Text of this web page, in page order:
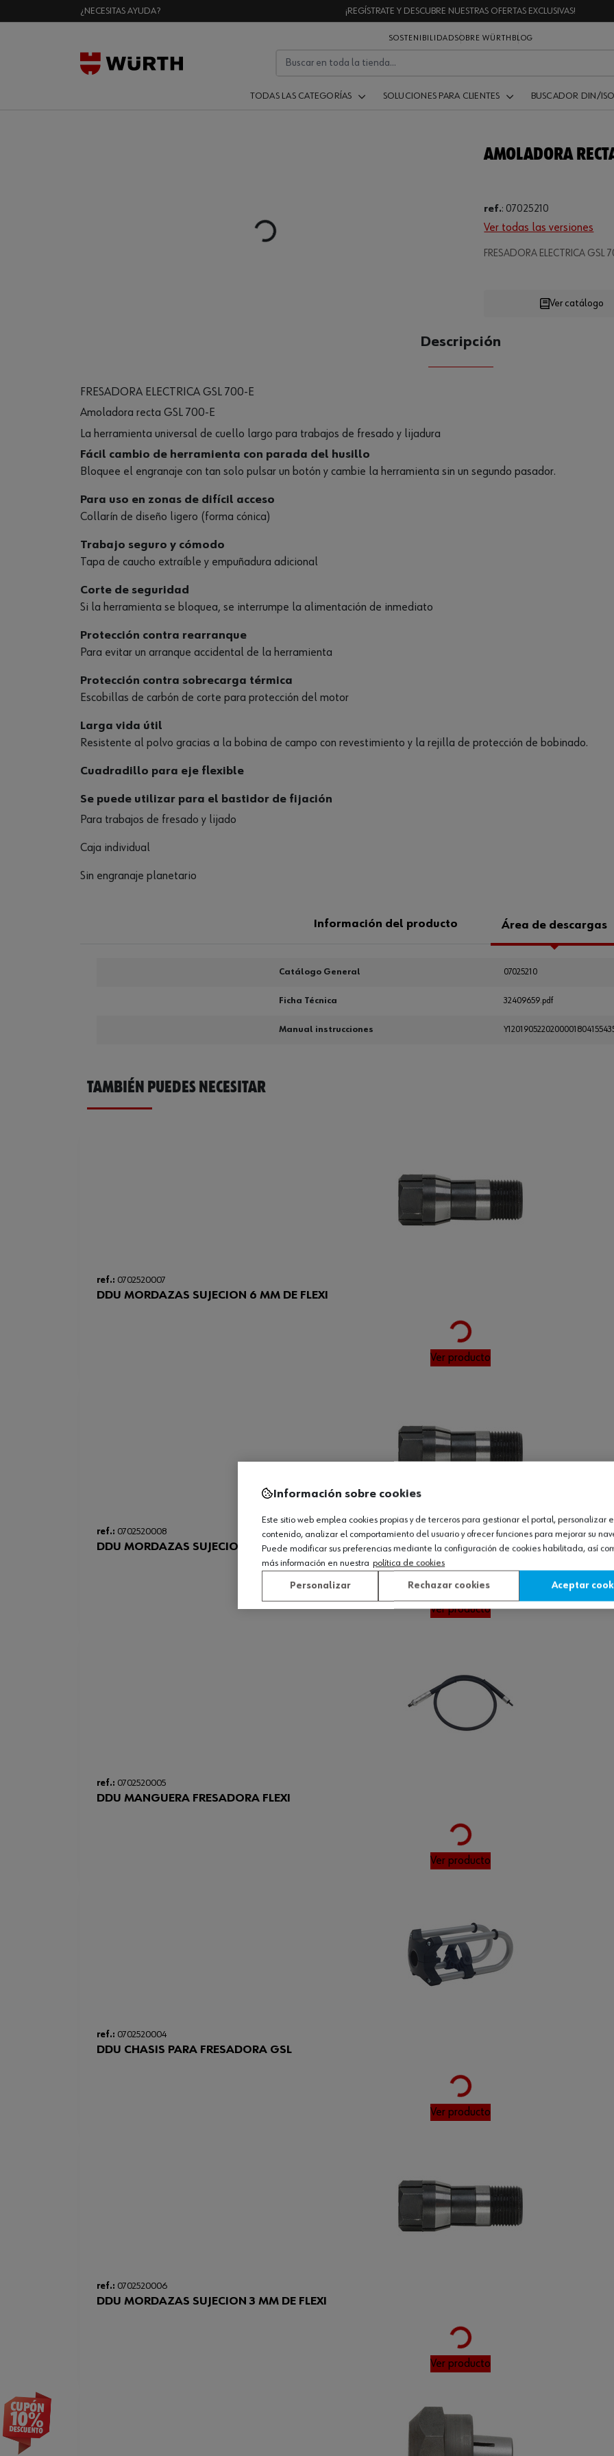
¿NECESITAS AYUDA? ¡REGÍSTRATE Y DESCUBRE NUESTRAS OFERTAS EXCLUSIVAS!
SOSTENIBILIDADSOBRE WÜRTH BLOG
TODAS LAS CATEGORÍAS SOLUCIONES PARA CLIENTES BUSCADOR DIN/ISO
Loading...
AMOLADORA
ref.: 07025210
Ver todas las versiones
FRESADORA ELECTRICA GSL
Loading...
CANTIDAD
Ver catálogo
Descripción
FRESADORA ELECTRICA GSL 700-E
Amoladora recta GSL 700-E
La herramienta universal de cuello largo para trabajos de fresado y lijadura
Fácil cambio de herramienta con parada del husillo
Bloquee el engranaje con tan solo pulsar un botón y cambie la herramienta sin un segundo pasador.
Para uso en zonas de difícil acceso
Collarín de diseño ligero (forma cónica)
Trabajo seguro y cómodo
Tapa de caucho extraíble y empuñadura adicional
Corte de seguridad
Si la herramienta se bloquea, se interrumpe la alimentación de inmediato
Protección contra rearranque
Para evitar un arranque accidental de la herramienta
Protección contra sobrecarga térmica
Escobillas de carbón de corte para protección del motor
Larga vida útil
Resistente al polvo gracias a la bobina de campo con revestimiento y la rejilla de protección de bobinado.
Cuadradillo para eje flexible
Se puede utilizar para el bastidor de fijación
Para trabajos de fresado y lijado
Caja individual
Sin engranaje planetario
Información del producto Área de descargas
Catálogo General 07025210
Ficha Técnica 32409659.pdf
Manual instrucciones
TAMBIÉN PUEDES NECESITAR
ref.: 0702520007
DDU MORDAZAS SUJECION 6 MM DE FLEXI
Ver producto
ref.: 0702520008
DDU MORDAZAS SUJECION 8 MM DE FLEXI Loading...
Ver producto
ref.: 0702520005
DDU MANGUERA FRESADORA FLEXI
Ver producto
ref.: 0702520004
DDU CHASIS PARA FRESADORA GSL
Ver producto
ref.: 0702520006
DDU MORDAZAS SUJECION 3 MM DE FLEXI
Ver producto
Información sobre cookies
Este sitio web emplea cookies propias y de terceros para gestionar el portal, personalizar
contenido, analizar el comportamiento del usuario y ofrecer funciones para mejorar su
Puede modificar sus preferencias mediante la configuración de cookies habilitada, así
más información en nuestra política de cookies
Personalizar Rechazar cookies Aceptar